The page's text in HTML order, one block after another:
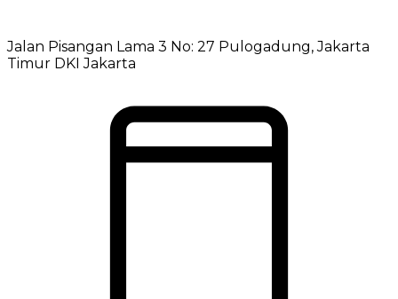
Jalan Pisangan Lama 3 No: 27 Pulogadung, Jakarta
Timur DKI Jakarta